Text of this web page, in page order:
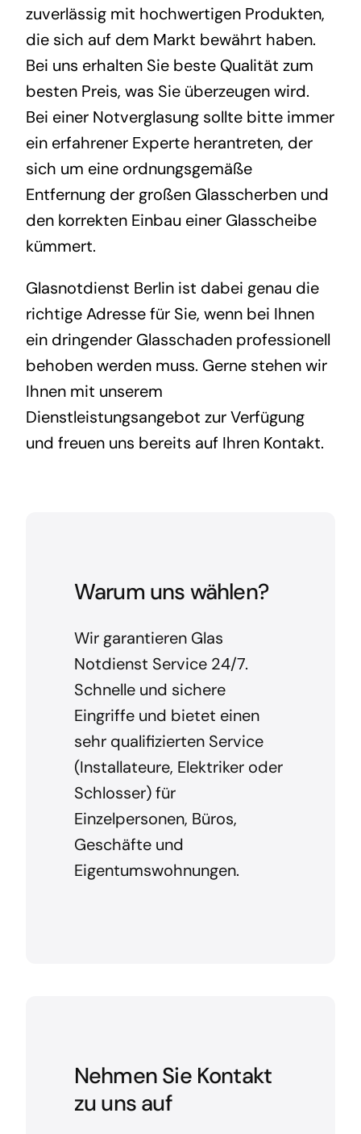
zuverlässig mit hochwertigen Produkten,
die sich auf dem Markt bewährt haben.
Bei uns erhalten Sie beste Qualität zum
besten Preis, was Sie überzeugen wird.
Bei einer Notverglasung sollte bitte immer
ein erfahrener Experte herantreten, der
sich um eine ordnungsgemäße
Entfernung der großen Glasscherben und
den korrekten Einbau einer Glasscheibe
kümmert.
Glasnotdienst Berlin ist dabei genau die
richtige Adresse für Sie, wenn bei Ihnen
ein dringender Glasschaden professionell
behoben werden muss. Gerne stehen wir
Ihnen mit unserem
Dienstleistungsangebot zur Verfügung
und freuen uns bereits auf Ihren Kontakt.
Warum uns wählen?
Wir garantieren Glas
Notdienst Service 24/7.
Schnelle und sichere
Eingriffe und bietet einen
sehr qualifizierten Service
(Installateure, Elektriker oder
Schlosser) für
Einzelpersonen, Büros,
Geschäfte und
Eigentumswohnungen.
Nehmen Sie Kontakt
zu uns auf